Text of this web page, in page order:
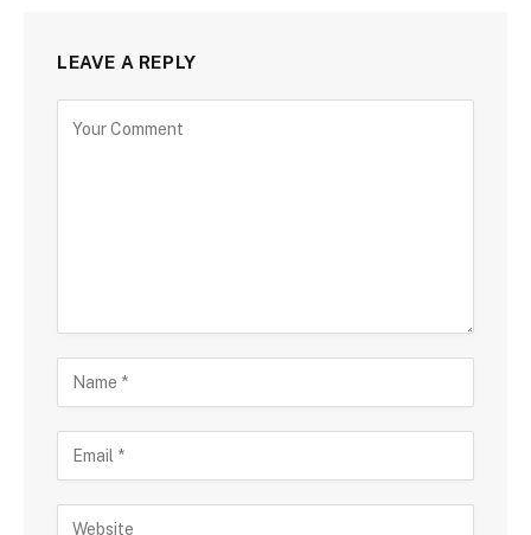
LEAVE A REPLY